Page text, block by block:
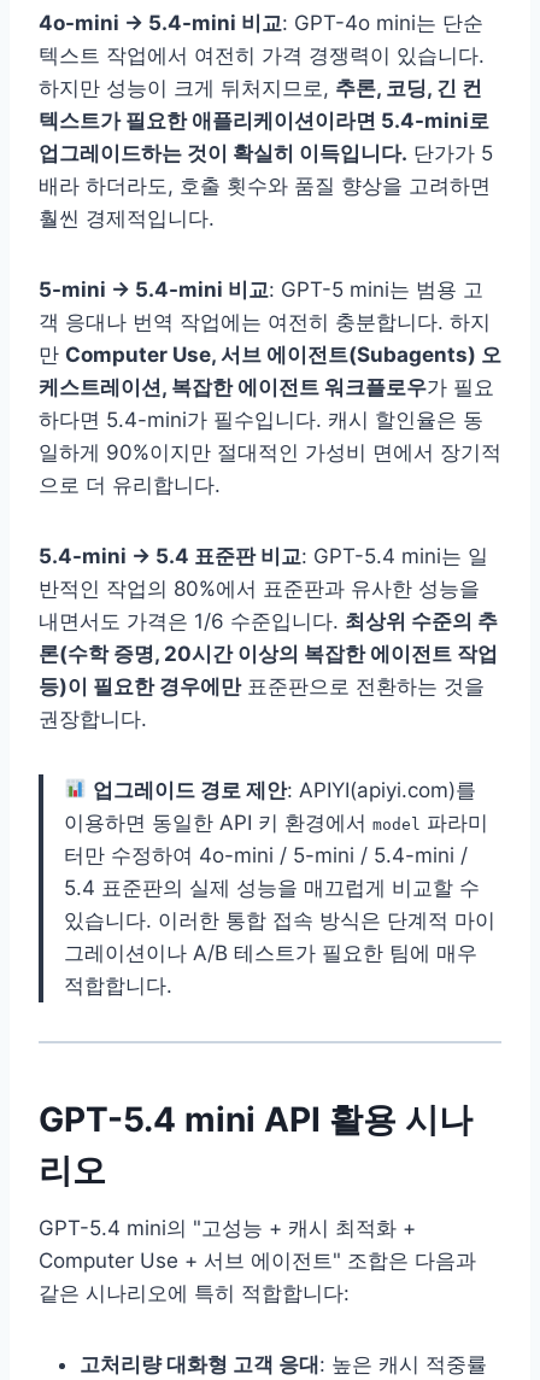
4o-mini → 5.4-mini 비교: GPT-4o mini는 단순
텍스트 작업에서 여전히 가격 경쟁력이 있습니다.
하지만 성능이 크게 뒤처지므로, 추론, 코딩, 긴 컨
텍스트가 필요한 애플리케이션이라면 5.4-mini로
업그레이드하는 것이 확실히 이득입니다. 단가가 5
배라 하더라도, 호출 횟수와 품질 향상을 고려하면
훨씬 경제적입니다.
5-mini → 5.4-mini 비교: GPT-5 mini는 범용 고
객 응대나 번역 작업에는 여전히 충분합니다. 하지
만 Computer Use, 서브 에이전트(Subagents) 오
케스트레이션, 복잡한 에이전트 워크플로우가 필요
하다면 5.4-mini가 필수입니다. 캐시 할인율은 동
일하게 90%이지만 절대적인 가성비 면에서 장기적
으로 더 유리합니다.
5.4-mini → 5.4 표준판 비교: GPT-5.4 mini는 일
반적인 작업의 80%에서 표준판과 유사한 성능을
내면서도 가격은 1/6 수준입니다. 최상위 수준의 추
론(수학 증명, 20시간 이상의 복잡한 에이전트 작업
등)이 필요한 경우에만표준판으로 전환하는 것을
권장합니다.
업그레이드 경로 제안: APIYI(apiyi.com)를
이용하면 동일한 API 키 환경에서 model 파라미
터만 수정하여 4o-mini / 5-mini / 5.4-mini /
5.4 표준판의 실제 성능을 매끄럽게 비교할 수
있습니다. 이러한 통합 접속 방식은 단계적 마이
그레이션이나 A/B 테스트가 필요한 팀에 매우
적합합니다.
GPT-5.4 mini API 활용 시나
리오
GPT-5.4 mini의 "고성능 + 캐시 최적화 +
Computer Use + 서브 에이전트" 조합은 다음과
같은 시나리오에 특히 적합합니다:
고처리량 대화형 고객 응대: 높은 캐시 적중률